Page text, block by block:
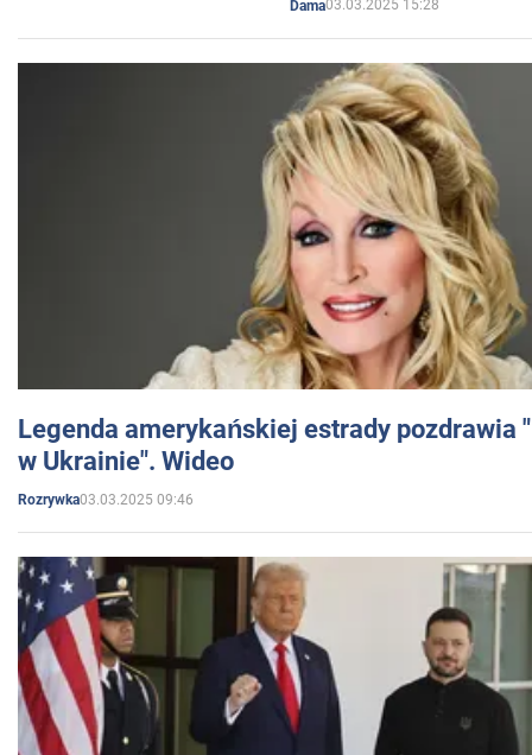
Dama03.03.2025 15:28
Legenda amerykańskiej estrady pozdrawia
w Ukrainie". Wideo
Rozrywka03.03.2025 09:46